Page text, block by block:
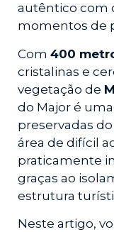
autêntico com
momentos de
Com 400
cristalinas e
vegetação de
do Major é
preservadas do
área de difícil
praticamente
graças ao
estrutura
Neste artigo,